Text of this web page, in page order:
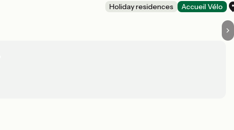
Holiday residences Accueil Vélo